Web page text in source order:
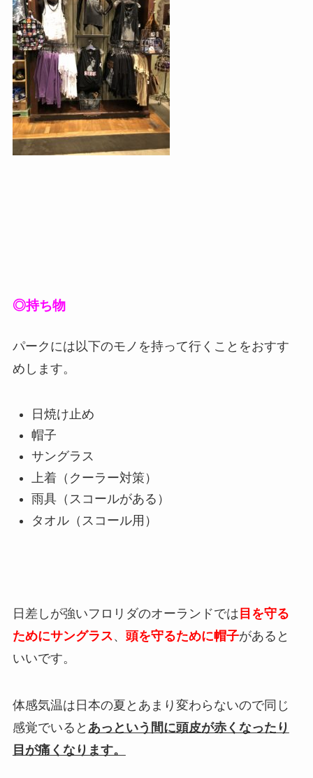
◎持ち物
パークには以下のモノを持って行くことをおすす
めします。
日焼け止め
帽子
サングラス
上着（クーラー対策）
雨具（スコールがある）
タオル（スコール用）
日差しが強いフロリダのオーランドでは 目を守る
ためにサングラス、 頭を守るために帽子があると
いいです。
体感気温は日本の夏とあまり変わらないので同じ
感覚でいると あっという間に頭皮が赤くなったり
目が痛くなります。